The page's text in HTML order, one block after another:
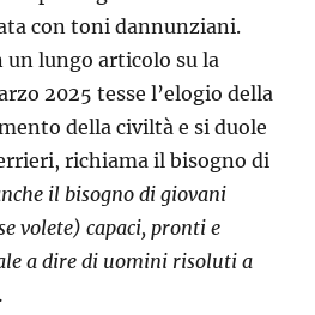
con toni dannunziani.
lungo articolo su la
2025 tesse l’elogio della
della civiltà e si duole
richiama il bisogno di
il bisogno di giovani
volete) capaci, pronti e
a dire di uomini risoluti a